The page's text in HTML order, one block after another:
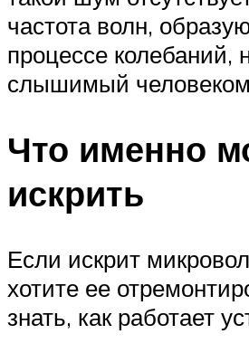
частота волн,
процессе колебаний,
слышимый
Что именно
искрить
Если искрит
хотите ее
знать, как работает